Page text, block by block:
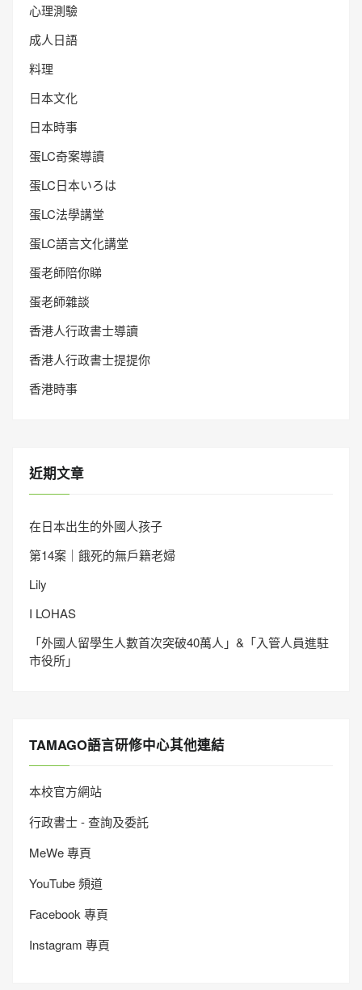
心理測驗
成人日語
料理
日本文化
日本時事
蛋LC奇案導讀
蛋LC日本いろは
蛋LC法學講堂
蛋LC語言文化講堂
蛋老師陪你睇
蛋老師雜談
香港人行政書士導讀
香港人行政書士提提你
香港時事
近期文章
在日本出生的外國人孩子
第14案｜餓死的無戶籍老婦
Lily
I LOHAS
「外國人留學生人數首次突破40萬人」&「入管人員進駐
市役所」
TAMAGO語言研修中心其他連結
本校官方網站
行政書士 - 查詢及委託
MeWe 專頁
YouTube 頻道
Facebook 專頁
Instagram 專頁